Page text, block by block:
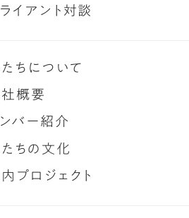
ラ イ ア ン ト 対談
た ち に つ いて
社概要
ンバ ー紹介
た ちの 文化
内 プロ ジ ェ ク ト